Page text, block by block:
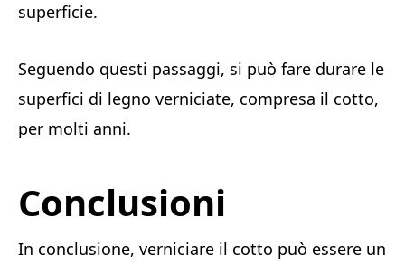
superficie.
Seguendo questi passaggi, si può fare durare le
superfici di legno verniciate, compresa il cotto,
per molti anni.
Conclusioni
In conclusione, verniciare il cotto può essere un